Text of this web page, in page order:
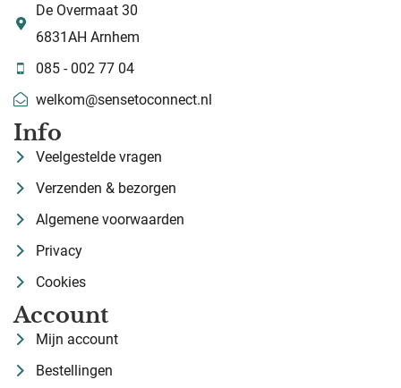
De Overmaat 30
6831AH Arnhem
085 - 002 77 04
welkom@sensetoconnect.nl
Info
Veelgestelde vragen
Verzenden & bezorgen
Algemene voorwaarden
Privacy
Cookies
Account
Mijn account
Bestellingen